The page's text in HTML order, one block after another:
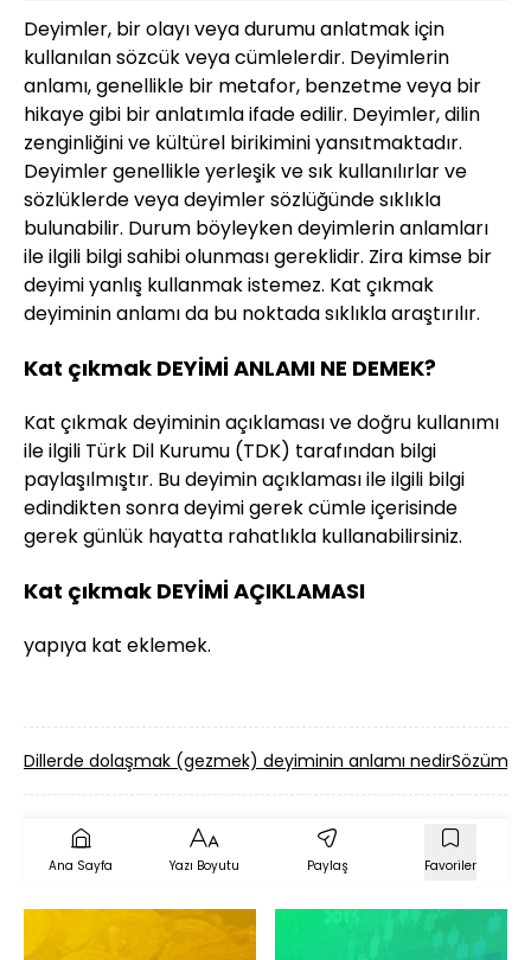
Deyimler, bir olayı veya durumu anlatmak için
kullanılan sözcük veya cümlelerdir. Deyimlerin
anlamı, genellikle bir metafor, benzetme veya bir
hikaye gibi bir anlatımla ifade edilir. Deyimler, dilin
zenginliğini ve kültürel birikimini yansıtmaktadır.
Deyimler genellikle yerleşik ve sık kullanılırlar ve
sözlüklerde veya deyimler sözlüğünde sıklıkla
bulunabilir. Durum böyleyken deyimlerin anlamları
ile ilgili bilgi sahibi olunması gereklidir. Zira kimse bir
deyimi yanlış kullanmak istemez. Kat çıkmak
deyiminin anlamı da bu noktada sıklıkla araştırılır.
Kat çıkmak DEYİMİ ANLAMI NE DEMEK?
Kat çıkmak deyiminin açıklaması ve doğru kullanımı
ile ilgili Türk Dil Kurumu (TDK) tarafından bilgi
paylaşılmıştır. Bu deyimin açıklaması ile ilgili bilgi
edindikten sonra deyimi gerek cümle içerisinde
gerek günlük hayatta rahatlıkla kullanabilirsiniz.
Kat çıkmak DEYİMİ AÇIKLAMASI
yapıya kat eklemek.
Dillerde dolaşmak (gezmek) deyiminin anlamı nedirSözüm
Ana Sayfa Yazı Boyutu Paylaş Favoriler